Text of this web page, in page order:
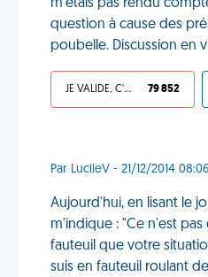
m'étais pas rendu
question à cause des
poubelle. Discussion en
JE VALIDE, C'EST UNE VDM 79 852
Par LucileV - 21/12/2014
Aujourd'hui, en lisant le
m'indique : "Ce n'est
fauteuil que votre
suis en fauteuil roulant